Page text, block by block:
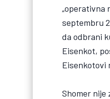
„operativna
septembru
da odbrani
Eisenkot,
Eisenkotovi
Shomer nije